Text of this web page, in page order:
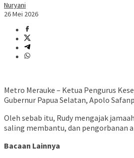
Nuryani
26 Mei 2026
Metro Merauke – Ketua Pengurus
Gubernur Papua Selatan, Apolo
Oleh sebab itu, Rudy mengajak
saling membantu, dan pengorbanan
Bacaan Lainnya